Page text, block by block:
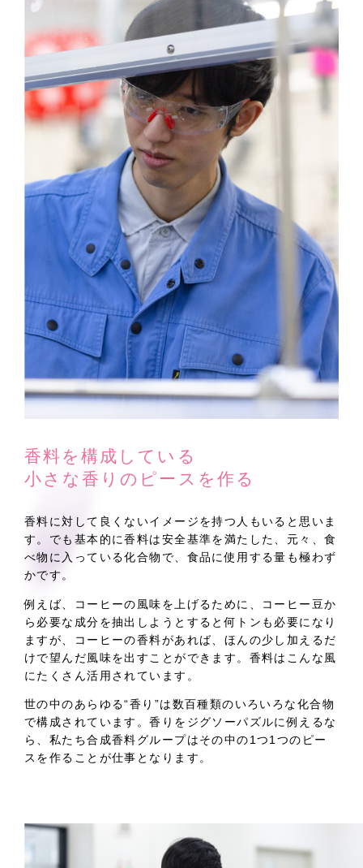
香料を構成している
小さな香りのピースを作る
香料に対して良くないイメージを持つ人もいると思いま
す。でも基本的に香料は安全基準を満たした、元々、食
べ物に入っている化合物で、食品に使用する量も極わず
かです。
例えば、コーヒーの風味を上げるために、コーヒー豆か
ら必要な成分を抽出しようとすると何トンも必要になり
ますが、コーヒーの香料があれば、ほんの少し加えるだ
けで望んだ風味を出すことができます。香料はこんな風
にたくさん活用されています。
世の中のあらゆる“香り”は数百種類のいろいろな化合物
で構成されています。香りをジグソーパズルに例えるな
ら、私たち合成香料グループはその中の1つ1つのピー
スを作ることが仕事となります。